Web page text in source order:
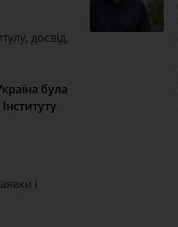
досвід,
була
і